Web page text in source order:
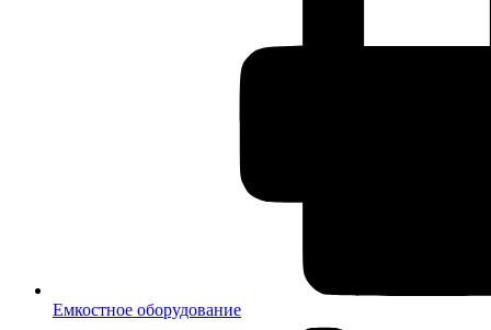
Емкостное оборудование